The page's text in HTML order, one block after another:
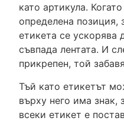
като артикула.
определена
етикета се ускорява
съвпада лентата. И
прикрепен, той
Тъй като етикетът
върху него има знак,
всеки етикет е